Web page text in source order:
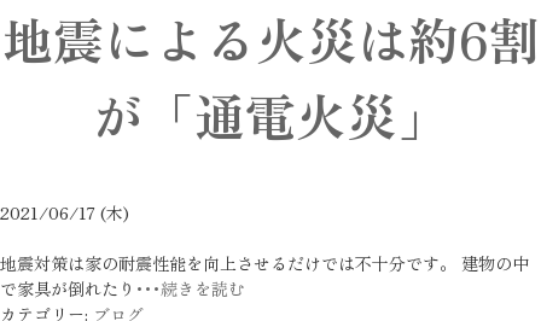
地震による火災は約6割
が「通電火災」
2021/06/17 (木)
地震対策は家の耐震性能を向上させるだけでは不十分です。 建物の中
で家具が倒れたり ･･･続きを読む
カテゴリー: ブログ